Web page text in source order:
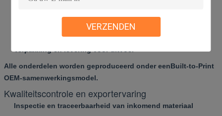
VERZENDEN
CNC-bewerking en procesplanning
Vervaardiging en afwerking van precisiemateriaal
Kwaliteitscontrole vóór verzending
Alle onderdelen worden geproduceerd onder eenBuilt-to-Print
OEM-samenwerkingsmodel.
Kwaliteitscontrole en exportervaring
Inspectie en traceerbaarheid van inkomend materiaal